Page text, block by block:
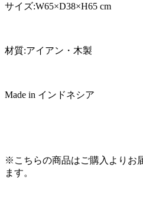
サイズ:W65×D38×H65 cm
材質:アイアン・木製
Made in インドネシア
※こちらの商品はご購入よりお
ます。